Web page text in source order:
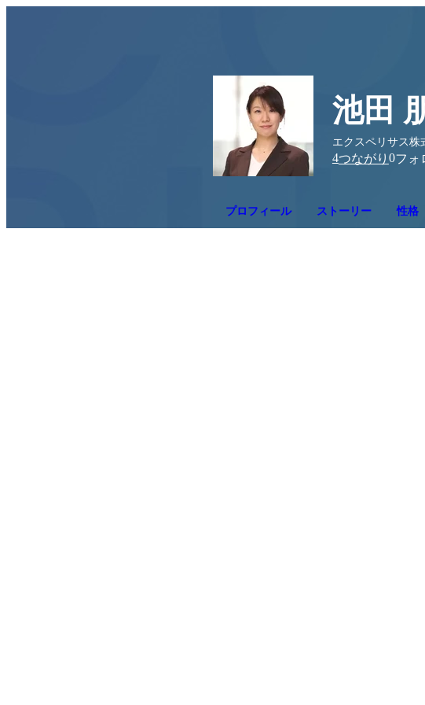
池田
エクスペリサス株
4つながり 0フォ
プロフィール ストーリー 性格